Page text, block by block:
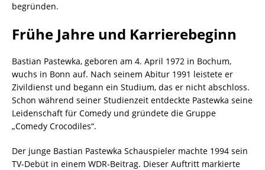
begründen.
Frühe Jahre und Karrierebeginn
Bastian Pastewka, geboren am 4. April 1972 in Bochum,
wuchs in Bonn auf. Nach seinem Abitur 1991 leistete er
Zivildienst und begann ein Studium, das er nicht abschloss.
Schon während seiner Studienzeit entdeckte Pastewka seine
Leidenschaft für Comedy und gründete die Gruppe
„Comedy Crocodiles“.
Der junge Bastian Pastewka Schauspieler machte 1994 sein
TV-Debüt in einem WDR-Beitrag. Dieser Auftritt markierte